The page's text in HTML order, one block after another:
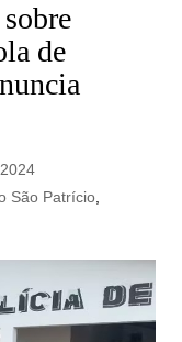
de
São Patrício,